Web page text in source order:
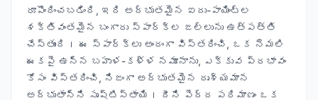
రూపొందించబడింది, ఇది అద్భుతమైన ఐదు-పాయింట్ల
శక్తివంతమైన బంగారు స్పార్క్‌ల జల్లును ఉత్పత్తి
చేస్తుంది। ఈ స్పార్క్‌లు అందంగా విస్తరించి, ఒక నెమలి
ఈకపై ఉన్న బహుళ-కళ్ళ నమూనాను, ఎక్కువ ప్రభావం
కోసం విస్తరించి, నిజంగా అద్భుతమైన దృశ్యమాన
అద్భుతాన్ని సృష్టిస్తాయి। దీని పెద్ద పరిమాణం ఒక